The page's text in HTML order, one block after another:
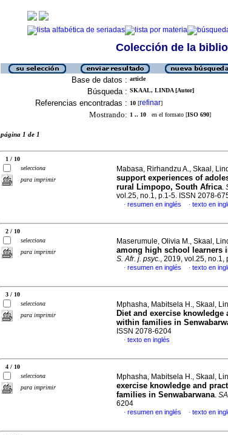
Colección de la
Base de datos : article
Búsqueda : SKAAL, LINDA [Autor]
Referencias encontradas : 10 [refinar]
Mostrando: 1 .. 10 en el formato [ISO 690]
página 1 de 1
1 / 10
selecciona
para imprimir
Mabasa, Rirhandzu A., Skaal,
support experiences of
rural Limpopo, South Africa.
vol.25, no.1, p.1-5. ISSN 2078-
· resumen en inglés · texto en
2 / 10
selecciona
para imprimir
Maserumule, Olivia M., Skaal,
among high school learners
S. Afr. j. psyc., 2019, vol.25, no.1,
· resumen en inglés · texto en
3 / 10
selecciona
para imprimir
Mphasha, Mabitsela H., Skaal,
Diet and exercise
within families in
ISSN 2078-6204
· texto en inglés
4 / 10
selecciona
para imprimir
Mphasha, Mabitsela H., Skaal,
exercise knowledge and
families in Senwabarwana.
6204
· resumen en inglés · texto en